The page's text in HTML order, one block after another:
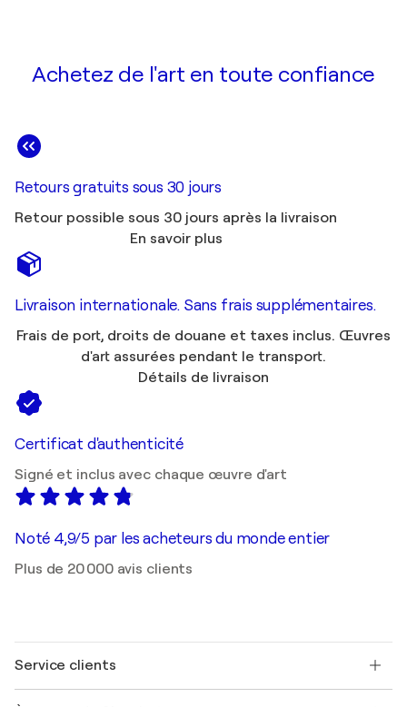
Achetez de l'art en toute confiance
Retours gratuits sous 30 jours
Retour possible sous 30 jours après la livraison
En savoir plus
Livraison internationale. Sans frais supplémentaires.
Frais de port, droits de douane et taxes inclus. Œuvres
d'art assurées pendant le transport.
Détails de livraison
Certificat d'authenticité
Signé et inclus avec chaque œuvre d'art
Noté 4,9/5 par les acheteurs du monde entier
Plus de 20 000 avis clients
Service clients